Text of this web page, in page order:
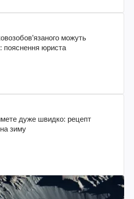
можуть
пояснення юриста
дуже швидко: рецепт
зиму